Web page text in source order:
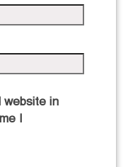
website in
I